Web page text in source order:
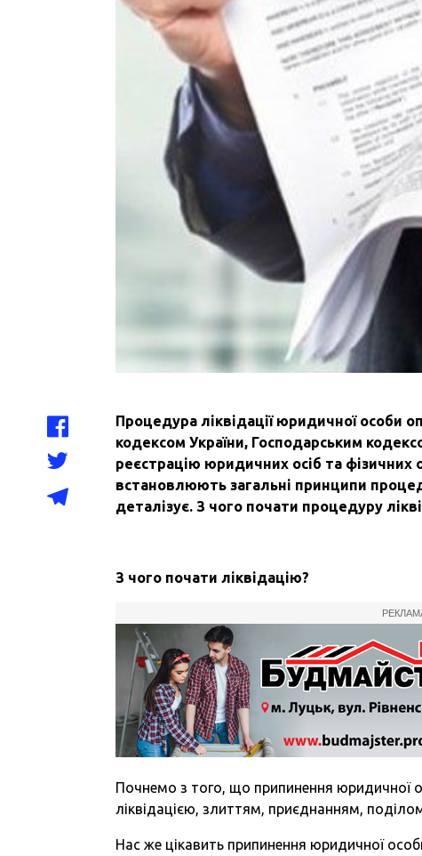
Процедура ліквідації юридичної особи
кодексом України, Господарським
реєстрацію юридичних осіб та фізичних
встановлюють загальні принципи
деталізує. З чого почати процедуру
З чого почати ліквідацію?
Почнемо з того, що припинення юридичної
ліквідацією, злиттям, приєднанням,
Нас же цікавить припинення юридичної